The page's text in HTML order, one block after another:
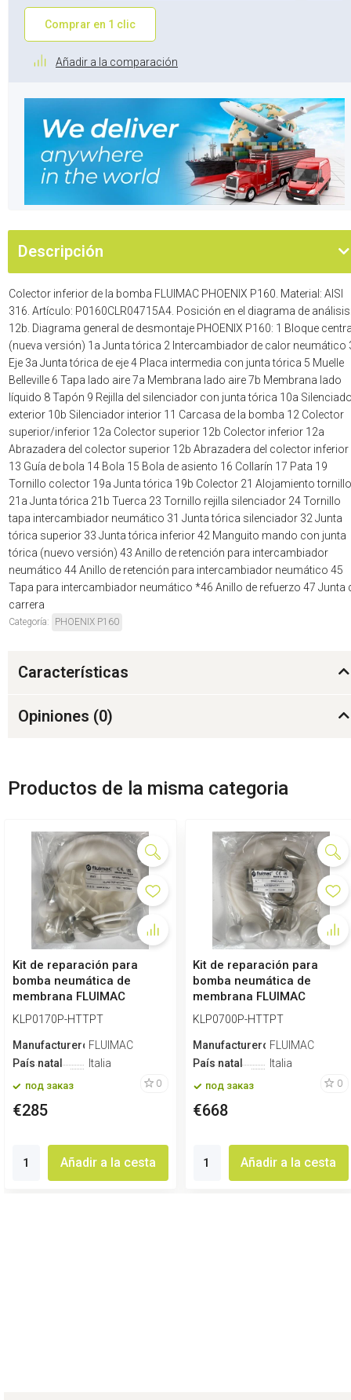
Comprar en 1 clic
Añadir a la comparación
Descripción
Colector inferior de la bomba FLUIMAC PHOENIX P160. Material: AISI
316. Artículo: P0160CLR04715A4. Posición en el diagrama de
12b. Diagrama general de desmontaje PHOENIX P160: 1 Bloque
(nueva versión) 1a Junta tórica 2 Intercambiador de calor neumático
Eje 3a Junta tórica de eje 4 Placa intermedia con junta tórica 5 Muelle
Belleville 6 Tapa lado aire 7a Membrana lado aire 7b Membrana lado
líquido 8 Tapón 9 Rejilla del silenciador con junta tórica 10a
exterior 10b Silenciador interior 11 Carcasa de la bomba 12 Colector
superior/inferior 12a Colector superior 12b Colector inferior 12a
Abrazadera del colector superior 12b Abrazadera del colector inferior
13 Guía de bola 14 Bola 15 Bola de asiento 16 Collarín 17 Pata 19
Tornillo colector 19a Junta tórica 19b Colector 21 Alojamiento tornillo
21a Junta tórica 21b Tuerca 23 Tornillo rejilla silenciador 24 Tornillo
tapa intercambiador neumático 31 Junta tórica silenciador 32 Junta
tórica superior 33 Junta tórica inferior 42 Manguito mando con junta
tórica (nuevo versión) 43 Anillo de retención para intercambiador
neumático 44 Anillo de retención para intercambiador neumático 45
Tapa para intercambiador neumático *46 Anillo de refuerzo 47 Junta
carrera
Categoría: PHOENIX P160
Características
Opiniones (0)
Productos de la misma categoria
Kit de reparación para
bomba neumática de
membrana FLUIMAC
PHOENIX 170 HTTPT
KLP0170P-HTTPT
Manufacturero FLUIMAC
País natal
Italia
под заказ 0
€285
Añadir a la cesta
Kit de reparación para
bomba neumática de
membrana FLUIMAC
PHOENIX 700 HTTPT
KLP0700P-HTTPT
Manufacturero FLUIMAC
País natal
Italia
под заказ 0
€668
Añadir a la cesta